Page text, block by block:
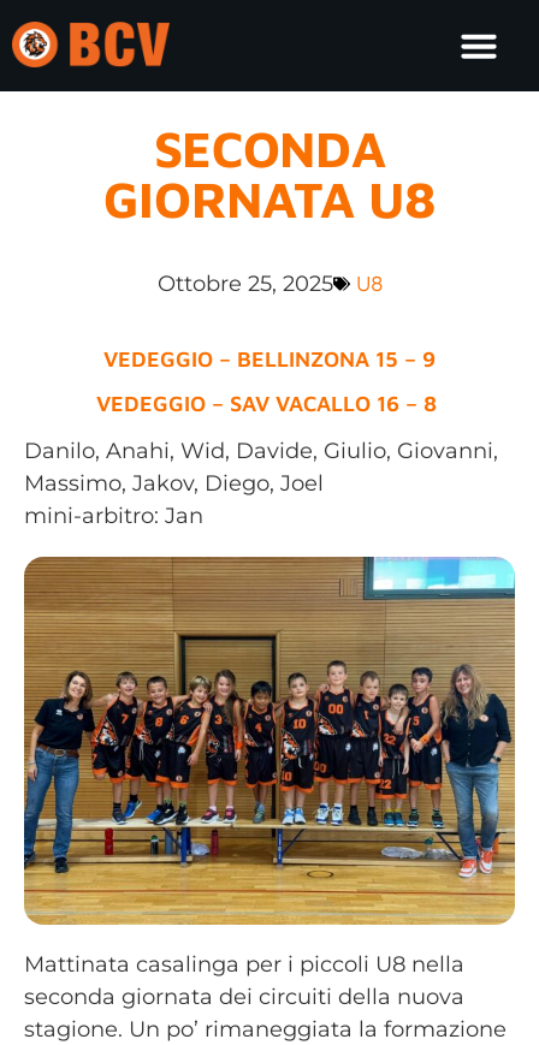
SECONDA
GIORNATA U8
Ottobre 25, 2025 U8
VEDEGGIO – BELLINZONA 15 – 9
VEDEGGIO – SAV VACALLO 16 – 8
Danilo, Anahi, Wid, Davide, Giulio, Giovanni,
Massimo, Jakov, Diego, Joel
mini-arbitro: Jan
Mattinata casalinga per i piccoli U8 nella
seconda giornata dei circuiti della nuova
stagione. Un po’ rimaneggiata la formazione